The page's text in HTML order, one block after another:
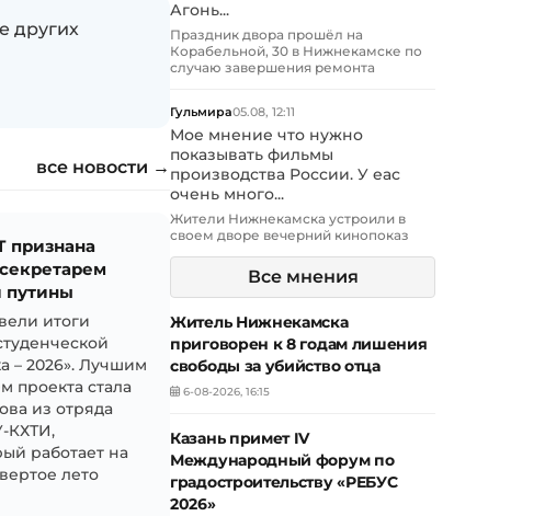
других
все новости →
признана
путины
итоги
– 2026». Лучшим
проекта стала
из отряда
КХТИ,
работает на
лето
Агонь...
Праздник двора прошёл на
Корабельной, 30 в Нижнекамске по
случаю завершения ремонта
Гульмира05.08, 12:11
Мое мнение что нужно
показывать фильмы
производства России. У еас
очень много...
Жители Нижнекамска устроили в
своем дворе вечерний кинопоказ
Все мнения
Житель Нижнекамска
приговорен к 8 годам лишения
свободы за убийство отца
6-08-2026, 16:15
Казань примет IV
Международный форум по
градостроительству «РЕБУС
2026»